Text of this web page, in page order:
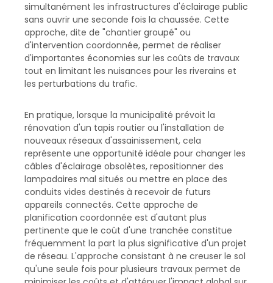
simultanément les infrastructures d'éclairage public
sans ouvrir une seconde fois la chaussée. Cette
approche, dite de "chantier groupé" ou
d'intervention coordonnée, permet de réaliser
d'importantes économies sur les coûts de travaux
tout en limitant les nuisances pour les riverains et
les perturbations du trafic.
En pratique, lorsque la municipalité prévoit la
rénovation d'un tapis routier ou l'installation de
nouveaux réseaux d'assainissement, cela
représente une opportunité idéale pour changer les
câbles d'éclairage obsolètes, repositionner des
lampadaires mal situés ou mettre en place des
conduits vides destinés à recevoir de futurs
appareils connectés. Cette approche de
planification coordonnée est d'autant plus
pertinente que le coût d'une tranchée constitue
fréquemment la part la plus significative d'un projet
de réseau. L'approche consistant à ne creuser le sol
qu'une seule fois pour plusieurs travaux permet de